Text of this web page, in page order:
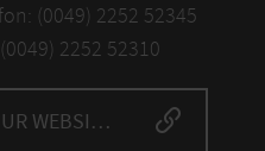
(0049) 2252 52345
2252 52310
ZUR WEBSITE